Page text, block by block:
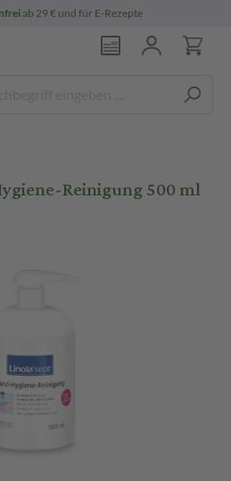
ab 29 € und für E-Rezepte
Reinigung 500 ml